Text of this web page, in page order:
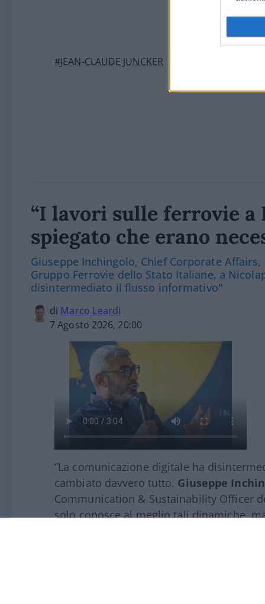
#JEAN-CLAUDE JUNCKER
“I lavori sulle ferrovie a
spiegato che erano
Giuseppe Inchingolo, Chief Corporate
Gruppo Ferrovie dello Stato Italiane, a
disintermediato il flusso informativo"
di Marco Leardi
7 Agosto 2026, 20:00
“La comunicazione digitale ha
cambiato davvero tutto. Giuseppe
Communication & Sustainability Officer
solo conosce al meglio tali dinamiche,